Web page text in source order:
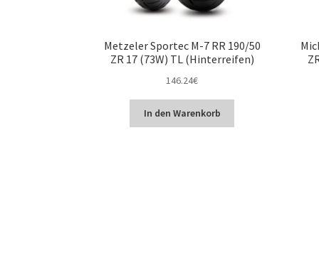
Metzeler Sportec M-7 RR 190/50
ZR 17 (73W) TL (Hinterreifen)
146.24€
In den Warenkorb